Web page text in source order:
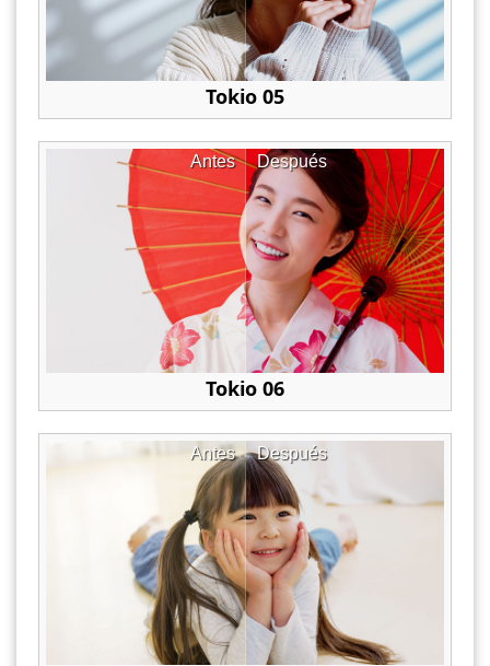
Tokio 05
Después
Antes
Tokio 06
Después
Antes